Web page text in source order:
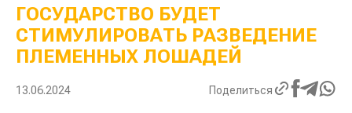
ГОСУДАРСТВО БУДЕТ
СТИМУЛИРОВАТЬ РАЗВЕДЕНИЕ
ПЛЕМЕННЫХ ЛОШАДЕЙ
13.06.2024 Поделиться